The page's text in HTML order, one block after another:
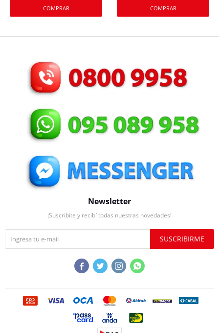
Newsletter
¡Suscribite y recibí todas nuestras novedades!
SUSCRIBIRME
   